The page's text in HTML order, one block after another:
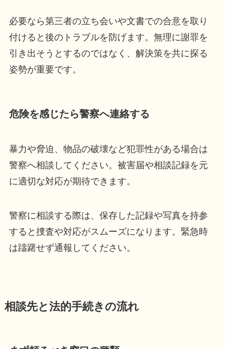
必要なら第三者の立ち会いや文書での合意を取り
付けると後のトラブルを防げます。無理に謝罪を
引き出そうとするのではなく、解決策を共に探る
姿勢が重要です。
危険を感じたら警察へ連絡する
暴力や脅迫、物品の破壊など犯罪性がある場合は
警察へ相談してください。被害届や相談記録を元
に適切な対応が期待できます。
警察に相談する際は、保存した記録や写真を持参
すると捜査や対応がスムーズになります。緊急時
は躊躇せず通報してください。
相談先と法的手続きの流れ